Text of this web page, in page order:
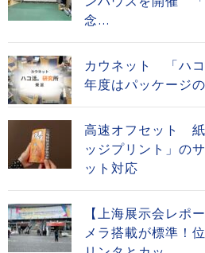
念...
カウネット 「ハ
年度はパッケージ
高速オフセット
ッジプリント」の
ット対応
【上海展示会レ
メラ搭載が標準！